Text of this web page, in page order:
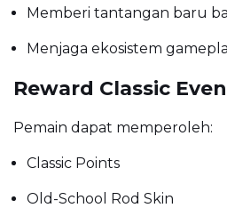
Memberi tantangan baru
Menjaga ekosistem
Reward Classic
Pemain dapat memperoleh:
Classic Points
Old-School Rod Skin